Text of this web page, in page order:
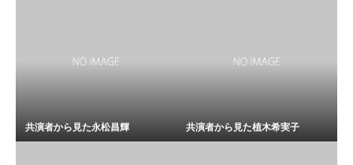
共演者から見た永松昌輝 共演者から見た植木希実子